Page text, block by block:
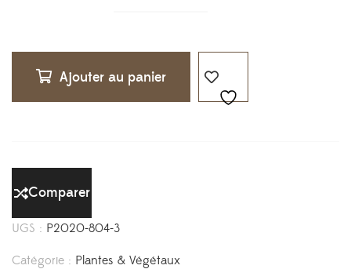
Ajouter au panier
Comparer
UGS : P2020-804-3
Catégorie : Plantes & Végétaux